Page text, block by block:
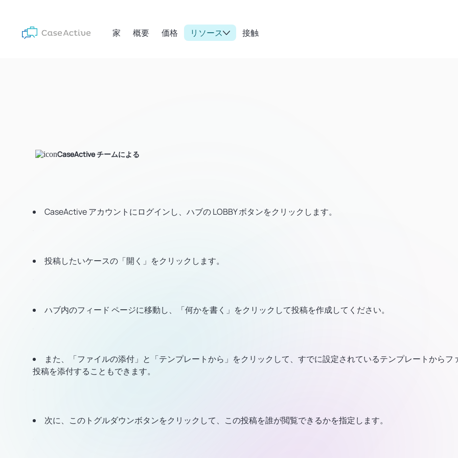
家 概要 価格 リソース 接触
CaseActive チームによる
CaseActive アカウントにログインし、ハブの LOBBY ボタンをクリックします。
投稿したいケースの「開く」をクリックします。
ハブ内のフィード ページに移動し、「何かを書く」をクリックして投稿を作成してください。
また、「ファイルの添付」と「テンプレートから」をクリックして、すでに設定されているテンプレートからフ
投稿を添付することもできます。
次に、このトグルダウンボタンをクリックして、この投稿を誰が閲覧できるかを指定します。